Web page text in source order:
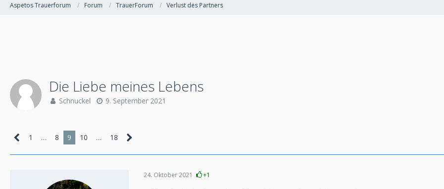
Aspetos Trauerforum Forum TrauerForum Verlust des Partners
Die Liebe meines Lebens
Schnuckel 9. September 2021
1 … 8 9 10 … 18
24. Oktober 2021 +1